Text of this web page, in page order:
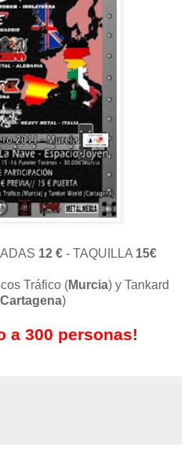
12 € - TAQUILLA 15€
Tráfico (Murcia) y Tankard
Cartagena)
a 300 personas!